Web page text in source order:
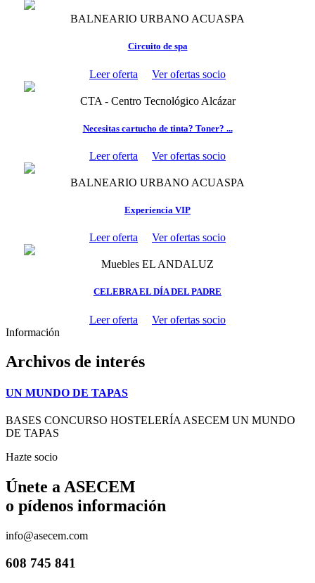
BALNEARIO URBANO ACUASPA
Circuito de spa
Leer oferta Ver ofertas socio
CTA - Centro Tecnológico Alcázar
Necesitas cartucho de tinta? Toner? ...
Leer oferta Ver ofertas socio
BALNEARIO URBANO ACUASPA
Experiencia VIP
Leer oferta Ver ofertas socio
Muebles EL ANDALUZ
CELEBRA EL DÍA DEL PADRE
Leer oferta
Ver ofertas socio
Información
Archivos de interés
UN MUNDO DE TAPAS
BASES CONCURSO HOSTELERÍA ASECEM UN MUNDO
DE TAPAS
Hazte socio
Únete a ASECEM
o pídenos información
info@asecem.com
608 745 841